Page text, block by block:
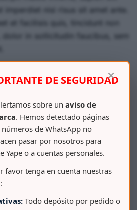
imperdiet nisi risus sit amet ante.
et facilisis quis, tincidunt non
dolor in sollicitudin faucibus, sem
packages and web
for evolved over
sometimes on purpose
nec venenatis id,
vel dui eget justo dictum
Donec venenatis erat
dolor a pharetra sodales, mi
×
DE SEGURIDAD
sobre un aviso de
. Hemos detectado páginas
de WhatsApp no
pasar por nosotros para
Yape o a cuentas personales.
favor tenga en cuenta nuestras
Todo depósito por pedido o